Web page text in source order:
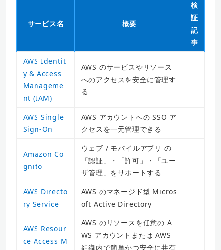
サービス名 概要
検
証
記
事
AWS Identit
y & Access
Manageme
nt (IAM)
AWS のサービスやリソース
へのアクセスを安全に管理す
る
AWS Single
Sign-On
AWS アカウントへの SSO ア
クセスを一元管理できる
Amazon Co
gnito
ウェブ / モバイルアプリ の
「認証」・「許可」・「ユー
ザ管理」をサポートする
AWS Directo
ry Service
AWS のマネージド型 Micros
oft Active Directory
AWS Resour
ce Access M
AWS のリソースを任意の A
WS アカウントまたは AWS
組織内で簡単かつ安全に共有